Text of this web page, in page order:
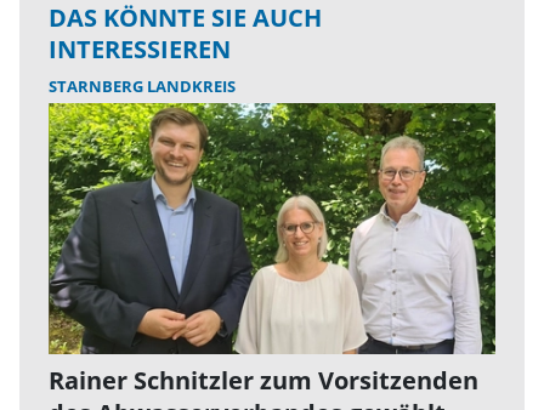
DAS KÖNNTE SIE AUCH
INTERESSIEREN
STARNBERG LANDKREIS
Rainer Schnitzler zum Vorsitzenden